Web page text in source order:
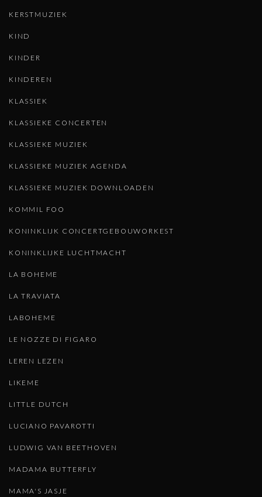
KERSTMUZIEK
KIND
KINDER
KINDEREN
KLASSIEK
KLASSIEKE CONCERTEN
KLASSIEKE MUZIEK
KLASSIEKE MUZIEK AGENDA
KLASSIEKE MUZIEK DOWNLOADEN
KOMMIL FOO
KONINKLIJK CONCERTGEBOUWORKEST
KONINKLIJKE LUCHTMACHT
LA BOHEME
LA TRAVIATA
LABOHEME
LE NOZZE DI FIGARO
LEREN LEZEN
LIKEME
LITTLE DUTCH
LUCIANO PAVAROTTI
LUDWIG VAN BEETHOVEN
MADAMA BUTTERFLY
MAMA'S JASJE